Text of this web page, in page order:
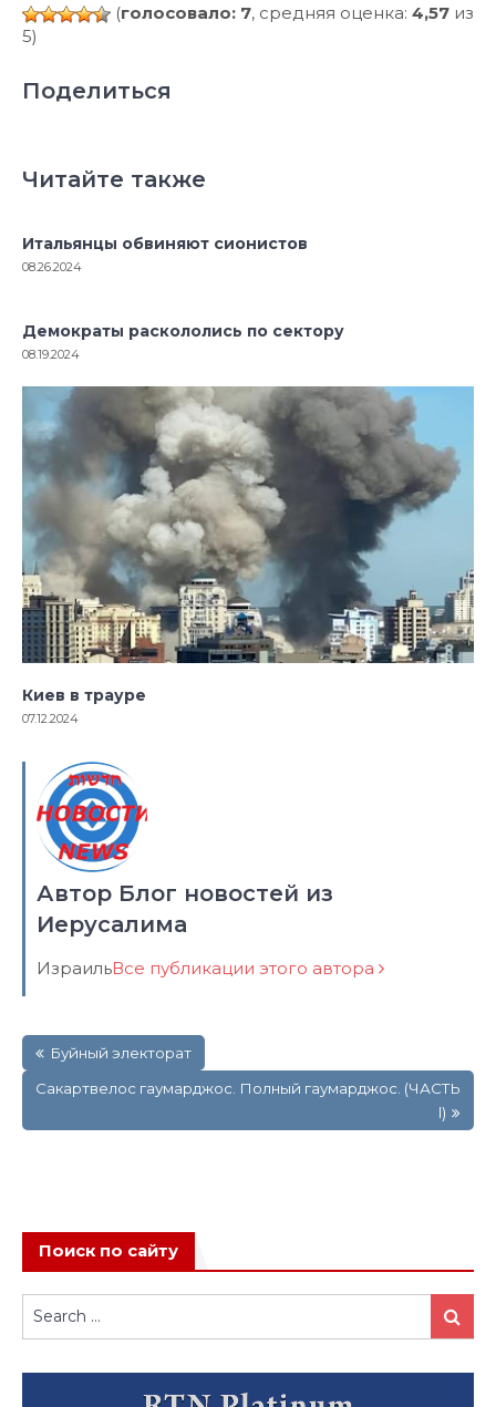
(голосовало: 7, средняя оценка: 4,57 из
5)
Поделиться
Читайте также
Итальянцы обвиняют сионистов
08.26.2024
Демократы раскололись по сектору
08.19.2024
Киев в трауре
07.12.2024
Автор Блог новостей из
Иерусалима
ИзраильВсе публикации этого автора
по
записям
Буйный электорат
Сакартвелос гаумарджос. Полный гаумарджос. (ЧАСТЬ
l)
Поиск по сайту
Search
for:
Search